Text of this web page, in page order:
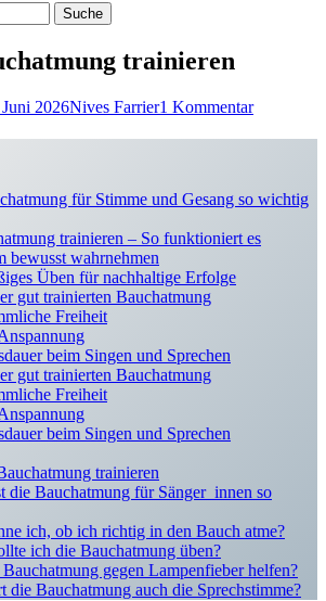
trainieren
2026Autor
Nives Farrier1 Kommentar
für Stimme und Gesang so wichtig
trainieren – So funktioniert es
bewusst wahrnehmen
Üben für nachhaltige Erfolge
gut trainierten Bauchatmung
Freiheit
beim Singen und Sprechen
gut trainierten Bauchatmung
Freiheit
beim Singen und Sprechen
trainieren
die Bauchatmung für Sänger_innen so
ich, ob ich richtig in den Bauch atme?
ich die Bauchatmung üben?
gegen Lampenfieber helfen?
die Bauchatmung auch die Sprechstimme?